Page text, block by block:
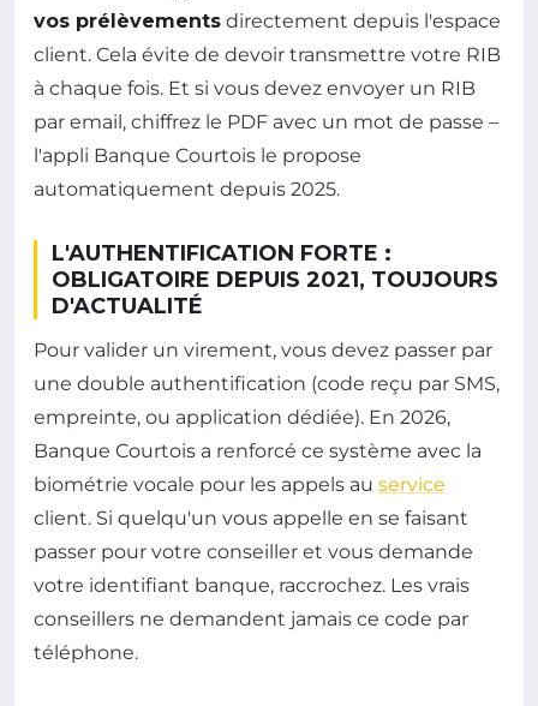
vos prélèvements directement depuis l'espace
client. Cela évite de devoir transmettre votre RIB
à chaque fois. Et si vous devez envoyer un RIB
par email, chiffrez le PDF avec un mot de passe –
l'appli Banque Courtois le propose
automatiquement depuis 2025.
L'AUTHENTIFICATION FORTE :
OBLIGATOIRE DEPUIS 2021, TOUJOURS
D'ACTUALITÉ
Pour valider un virement, vous devez passer par
une double authentification (code reçu par SMS,
empreinte, ou application dédiée). En 2026,
Banque Courtois a renforcé ce système avec la
biométrie vocale pour les appels au service
client. Si quelqu'un vous appelle en se faisant
passer pour votre conseiller et vous demande
votre identifiant banque, raccrochez. Les vrais
conseillers ne demandent jamais ce code par
téléphone.